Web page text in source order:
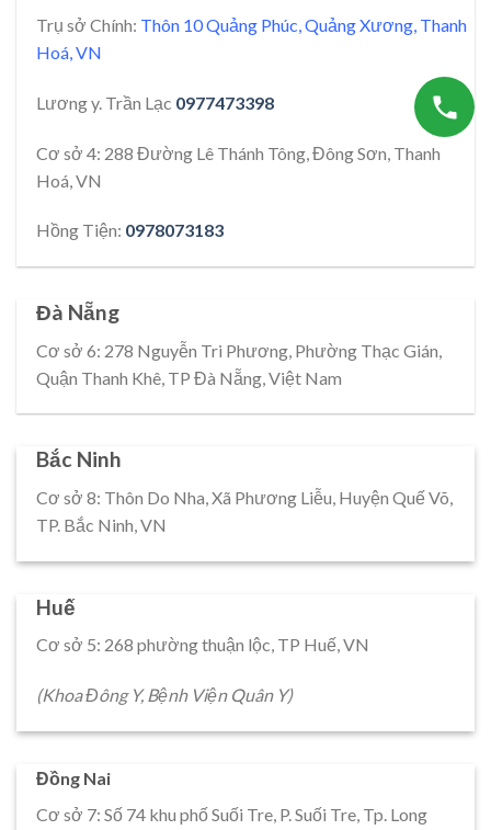
Trụ sở Chính: Thôn 10 Quảng Phúc, Quảng Xương, Thanh
Hoá, VN
Lương y. Trần Lạc 0977473398
Cơ sở 4: 288 Đường Lê Thánh Tông, Đông Sơn, Thanh
Hoá, VN
Hồng Tiện: 0978073183
Đà Nẵng
Cơ sở 6: 278 Nguyễn Tri Phương, Phường Thạc Gián,
Quận Thanh Khê, TP Đà Nẵng, Việt Nam
Bắc Ninh
Cơ sở 8: Thôn Do Nha, Xã Phương Liễu, Huyện Quế Võ,
TP. Bắc Ninh, VN
Huế
Cơ sở 5: 268 phường thuận lộc, TP Huế, VN
(Khoa Đông Y, Bệnh Viện Quân Y)
Đồng Nai
Cơ sở 7: Số 74 khu phố Suối Tre, P. Suối Tre, Tp. Long